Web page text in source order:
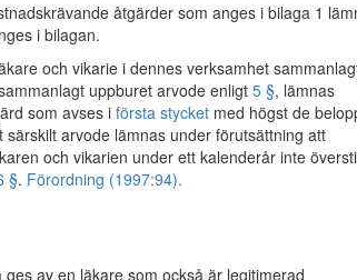
åtgärder som anges i bilaga 1
i bilagan.
och vikarie i dennes verksamhet
uppburet arvode enligt 5 §, lämnas
som avses i första stycket med högst de
arvode lämnas under förutsättning att
och vikarien under ett kalenderår inte
§. Förordning (1997:94).
av en läkare som också är legitimerad